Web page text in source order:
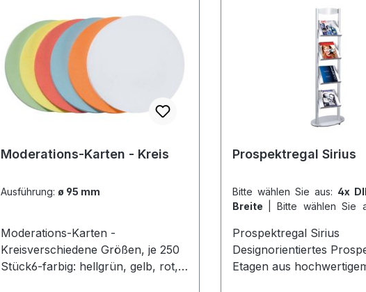
Haken, für große Karten und
kleine Karten
Moderations-Karten - Kreis
Ausführung: ø 95 mm
Moderations-Karten -
Kreisverschiedene Größen, je 250
Stück6-farbig: hellgrün, gelb, rot,
Prospektregal Sirius
Bitte wählen Sie aus: 4x
Breite
Bitte wählen Sie
Prospektregal Sirius
Designorientiertes
Etagen aus